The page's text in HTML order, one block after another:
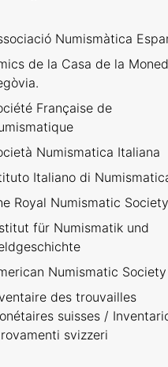
Numismàtica
de la Casa de la
Française de
Numismatica Italiana
Italiano di
Royal Numismatic Society
für Numismatik und
Numismatic Society
des trouvailles
suisses /
svizzeri